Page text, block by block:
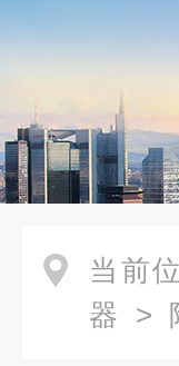
当前
器 >